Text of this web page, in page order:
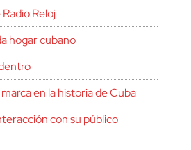
Reloj
hogar cubano
en la historia de Cuba
con su público